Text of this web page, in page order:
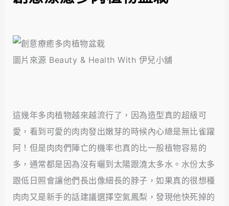
圖片來源 Beauty & Health With 伊兒小舖
這幾年多肉植物越來越流行了，因為造型真的超級可
愛，看到可愛的肉肉發出嫩芽的時候內心總是無比雀躍
阿！但是肉肉們陣亡的機率也真的比一般植物容易的
多，通常都是因為沒有曬到太陽跟澆太多水。水份太多
跟低日照會讓他們長出像細長的脖子，如果真的很想種
肉肉又是新手的話建議選擇空氣鳳梨，發現他快死掉的